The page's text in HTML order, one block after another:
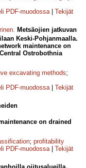
PDF-muodossa| Tekijät
. Metsäojien jatkuvan
Keski-Pohjanmaalla.
maintenance on
Ostrobothnia
excavating methods;
PDF-muodossa| Tekijät
on drained
; profitability
PDF-muodossa| Tekijät